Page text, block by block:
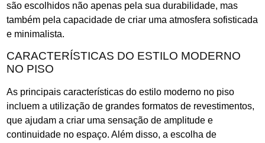
são escolhidos não apenas pela sua durabilidade, mas
também pela capacidade de criar uma atmosfera sofisticada
e minimalista.
CARACTERÍSTICAS DO ESTILO MODERNO
NO PISO
As principais características do estilo moderno no piso
incluem a utilização de grandes formatos de revestimentos,
que ajudam a criar uma sensação de amplitude e
continuidade no espaço. Além disso, a escolha de